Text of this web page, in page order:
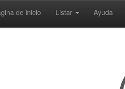
de inicio Listar Ayuda